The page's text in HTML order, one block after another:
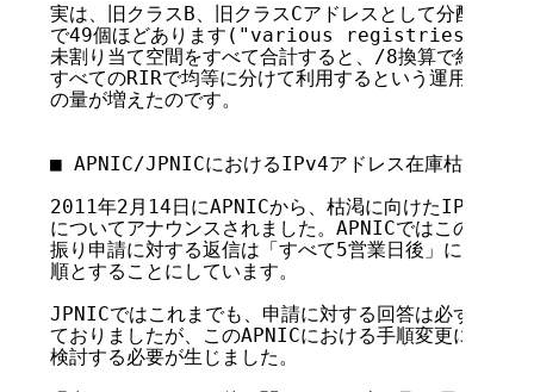
実は、旧クラスB、旧クラスCアドレスとして分配して
で49個ほどあります("various registries"と呼ば
未割り当て空間をすべて合計すると、/8換算で約7.5個
すべてのRIRで均等に分けて利用するという運用が行わ
の量が増えたのです。
■ APNIC/JPNICにおけるIPv4アドレス在庫枯渇前の
2011年2月14日にAPNICから、枯渇に向けたIPv4アド
についてアナウンスされました。APNICではこの日以
振り申請に対する返信は「すべて5営業日後」に行い、
順とすることにしています。
JPNICではこれまでも、申請に対する回答は必ず5営業
ておりましたが、このAPNICにおける手順変更により
検討する必要が生じました。